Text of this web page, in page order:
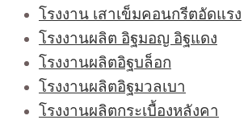
โรงงาน เสาเข็มคอนกรีตอัดแรง
โรงงานผลิต อิฐมอญ อิฐแดง
โรงงานผลิตอิฐบล็อก
โรงงานผลิตอิฐมวลเบา
โรงงานผลิตกระเบื้องหลังคา